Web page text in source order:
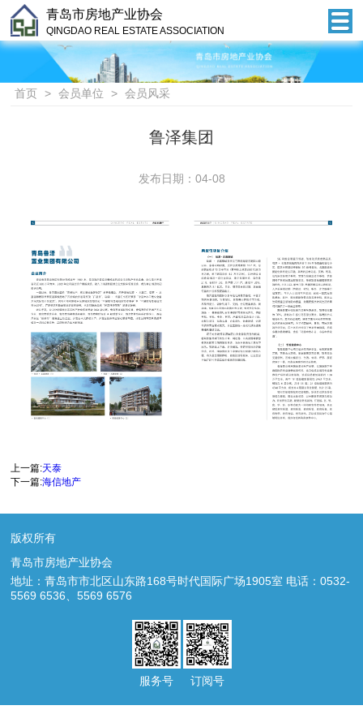
青岛市房地产业协会
QINGDAO REAL ESTATE ASSOCIATION
首页 > 会员单位 > 会员风采
鲁泽集团
发布日期：04-08
上一篇:天泰
下一篇:海信地产
版权所有
青岛市房地产业协会
地址：青岛市市北区山东路168号时代国际广场1905室 电话：0532-
5569 6536、5569 6576
服务号 订阅号